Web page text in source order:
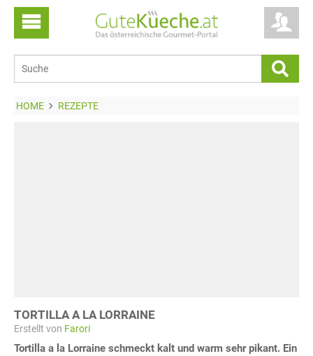
HOME REZEPTE
TORTILLA A LA LORRAINE
Erstellt von Farori
Tortilla a la Lorraine schmeckt kalt und warm sehr pikant. Ein